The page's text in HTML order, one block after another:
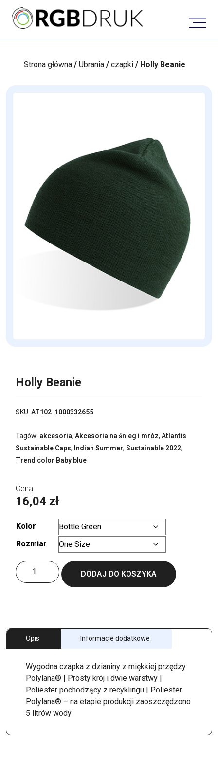
content
Strona główna /Ubrania /czapki / Holly Beanie
Holly Beanie
SKU: AT102-1000332655
Tagów: akcesoria, Akcesoria na śnieg i mróz, Atlantis
Sustainable Caps, Indian Summer, Sustainable 2022,
Trend color Baby blue
16,04 zł
Kolor
Rozmiar
ilość
Holly
DODAJ DO KOSZYKA
Opis Informacje dodatkowe
Wygodna czapka z dzianiny z miękkiej przędzy
Polylana® | Prosty krój i dwie warstwy |
Poliester pochodzący z recyklingu | Poliester
Polylana® – na etapie produkcji zaoszczędzono
5 litrów wody